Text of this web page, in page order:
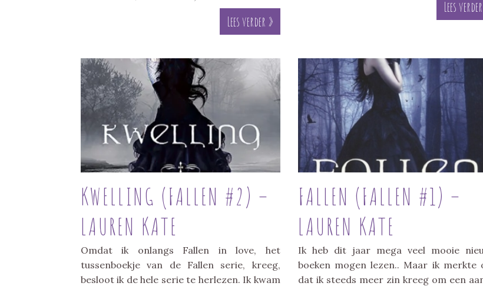
Lees verder »
Lees
KWELLING (FALLEN #2) –
LAUREN KATE
Omdat ik onlangs Fallen in love, het
tussenboekje van de Fallen serie, kreeg,
besloot ik de hele serie te herlezen. Ik kwam
FALLEN (FALLEN #1) –
LAUREN KATE
Ik heb dit jaar mega veel mooie
boeken mogen lezen.. Maar ik merkte
dat ik steeds meer zin kreeg om een